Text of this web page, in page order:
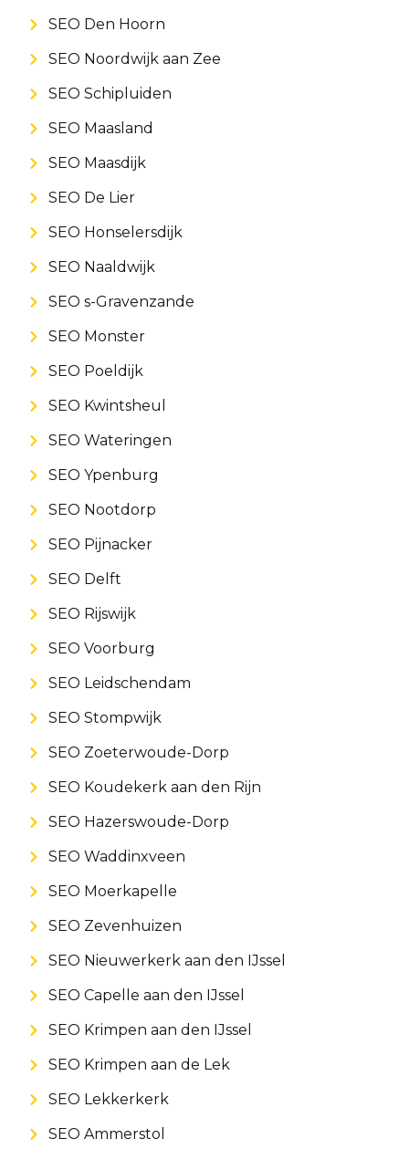
SEO Den Hoorn
SEO Noordwijk aan Zee
SEO Schipluiden
SEO Maasland
SEO Maasdijk
SEO De Lier
SEO Honselersdijk
SEO Naaldwijk
SEO s-Gravenzande
SEO Monster
SEO Poeldijk
SEO Kwintsheul
SEO Wateringen
SEO Ypenburg
SEO Nootdorp
SEO Pijnacker
SEO Delft
SEO Rijswijk
SEO Voorburg
SEO Leidschendam
SEO Stompwijk
SEO Zoeterwoude-Dorp
SEO Koudekerk aan den Rijn
SEO Hazerswoude-Dorp
SEO Waddinxveen
SEO Moerkapelle
SEO Zevenhuizen
SEO Nieuwerkerk aan den IJssel
SEO Capelle aan den IJssel
SEO Krimpen aan den IJssel
SEO Krimpen aan de Lek
SEO Lekkerkerk
SEO Ammerstol